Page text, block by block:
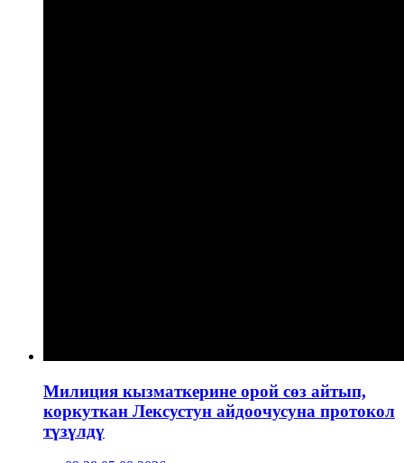
Милиция кызматкерине орой сөз айтып,
коркуткан Лексустун айдоочусуна протокол
түзүлдү